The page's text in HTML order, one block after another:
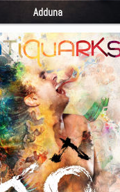
Adduna